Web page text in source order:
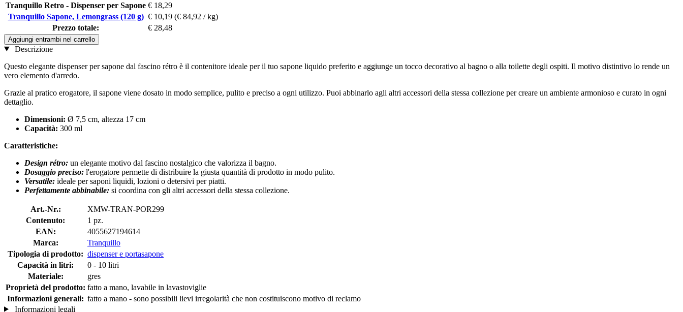
Tranquillo Retro - Dispenser per Sapone € 18,29
Tranquillo Sapone, Lemongrass (120 g) € 10,19 (€ 84,92 / kg)
Prezzo totale:
€ 28,48
Aggiungi entrambi nel carrello
Descrizione
Questo elegante dispenser per sapone dal fascino rétro è il contenitore ideale per il tuo sapone liquido preferito e aggiunge un tocco decorativo al bagno o alla toilette degli ospiti. Il motivo distintivo lo rende un
vero elemento d'arredo.
Grazie al pratico erogatore, il sapone viene dosato in modo semplice, pulito e preciso a ogni utilizzo. Puoi abbinarlo agli altri accessori della stessa collezione per creare un ambiente armonioso e curato in ogni
dettaglio.
Dimensioni: Ø 7,5 cm, altezza 17 cm
Capacità: 300 ml
Caratteristiche:
Design rétro: un elegante motivo dal fascino nostalgico che valorizza il bagno.
Dosaggio preciso: l'erogatore permette di distribuire la giusta quantità di prodotto in modo pulito.
Versatile: ideale per saponi liquidi, lozioni o detersivi per piatti.
Perfettamente abbinabile: si coordina con gli altri accessori della stessa collezione.
Art.-Nr.:
XMW-TRAN-POR299
Contenuto:
1 pz.
EAN:
4055627194614
Marca:
Tranquillo
Tipologia di prodotto: dispenser e portasapone
Capacità in litri:
0 - 10 litri
Materiale:
gres
Proprietà del prodotto: fatto a mano, lavabile in lavastoviglie
Informazioni generali: fatto a mano - sono possibili lievi irregolarità che non costituiscono motivo di reclamo
Informazioni legali